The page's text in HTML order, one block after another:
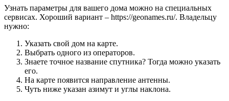
Узнать параметры для вашего дома можно на специальных
сервисах. Хороший вариант – https://geonames.ru/. Владельцу
нужно:
Указать свой дом на карте.
Выбрать одного из операторов.
Знаете точное название спутника? Тогда можно указать
его.
На карте появится направление антенны.
Чуть ниже указан азимут и углы наклона.